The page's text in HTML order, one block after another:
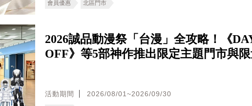
會員優惠 北區門市
2026誠品動漫祭「台漫」全攻略！《
OFF》等5部神作推出限定主題門市與
活動期間 2026/08/01~2026/09/30